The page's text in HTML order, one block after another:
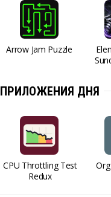
Arrow Jam Puzzle
ПРИЛОЖЕНИЯ ДНЯ
CPU Throttling Test
Redux